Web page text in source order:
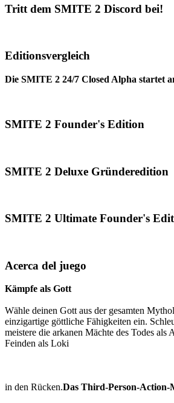
Tritt dem SMITE 2 Discord bei!
Editionsvergleich
Die SMITE 2 24/7 Closed Alpha startet
SMITE 2 Founder's Edition
SMITE 2 Deluxe Gründeredition
SMITE 2 Ultimate Founder's
Acerca del juego
Kämpfe als Gott
Wähle deinen Gott aus der gesamten
einzigartige göttliche Fähigkeiten ein.
meistere die arkanen Mächte des Todes als
Feinden als Loki
in den Rücken.Das Third-Person-Action-